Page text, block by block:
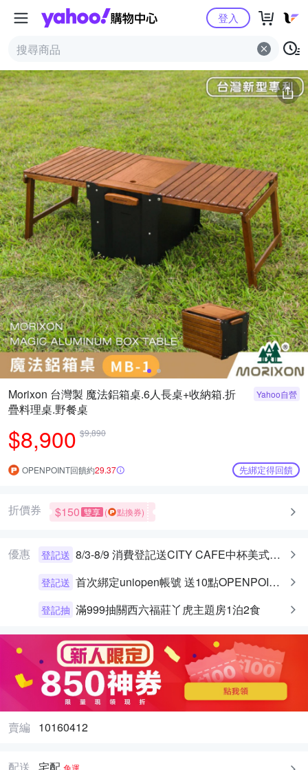
Yahoo購物中心
登入
簡介 評價 (0) 猜你喜歡
Morixon 台灣製 魔法鋁箱桌.6人長桌+收納箱.折
疊料理桌.野餐桌
$8,900 $9,890
Yahoo自營
OPENPOINT回饋約29.37 先綁定得回饋
折價券 $150 雙享 ( 點換券)
優惠 登記送 8/3-8/9 消費登記送CITY CAFE中杯美式乙杯
登記送 首次綁定uniopen帳號 送10點OPENPOINT+統一布丁一個
登記抽 滿999抽關西六福莊丫虎主題房1泊2食
賣編 10160412